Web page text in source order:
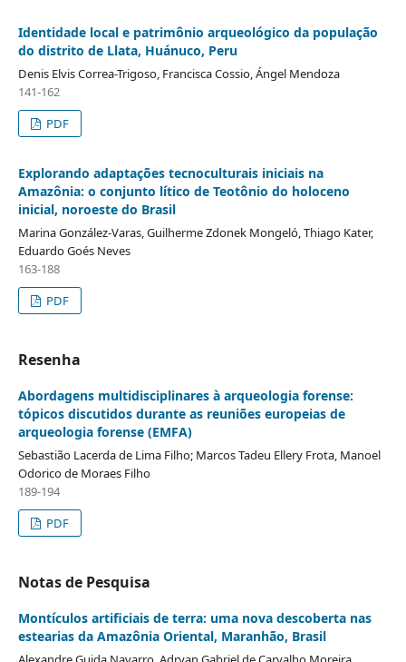
Identidade local e patrimônio arqueológico da população
do distrito de Llata, Huánuco, Peru
Denis Elvis Correa-Trigoso, Francisca Cossio, Ángel Mendoza
141-162
PDF
Explorando adaptações tecnoculturais iniciais na
Amazônia: o conjunto lítico de Teotônio do holoceno
inicial, noroeste do Brasil
Marina González-Varas, Guilherme Zdonek Mongeló, Thiago Kater,
Eduardo Goés Neves
163-188
PDF
Resenha
Abordagens multidisciplinares à arqueologia forense:
tópicos discutidos durante as reuniões europeias de
arqueologia forense (EMFA)
Sebastião Lacerda de Lima Filho; Marcos Tadeu Ellery Frota, Manoel
Odorico de Moraes Filho
189-194
PDF
Notas de Pesquisa
Montículos artificiais de terra: uma nova descoberta nas
estearias da Amazônia Oriental, Maranhão, Brasil